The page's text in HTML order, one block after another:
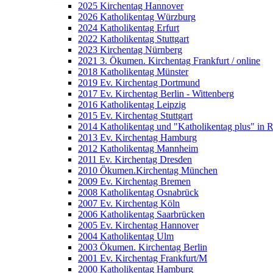
2025 Kirchentag Hannover
2026 Katholikentag Würzburg
2024 Katholikentag Erfurt
2022 Katholikentag Stuttgart
2023 Kirchentag Nürnberg
2021 3. Ökumen. Kirchentag Frankfurt / online
2018 Katholikentag Münster
2019 Ev. Kirchentag Dortmund
2017 Ev. Kirchentag Berlin - Wittenberg
2016 Katholikentag Leipzig
2015 Ev. Kirchentag Stuttgart
2014 Katholikentag und "Katholikentag plus" in
2013 Ev. Kirchentag Hamburg
2012 Katholikentag Mannheim
2011 Ev. Kirchentag Dresden
2010 Ökumen.Kirchentag München
2009 Ev. Kirchentag Bremen
2008 Katholikentag Osnabrück
2007 Ev. Kirchentag Köln
2006 Katholikentag Saarbrücken
2005 Ev. Kirchentag Hannover
2004 Katholikentag Ulm
2003 Ökumen. Kirchentag Berlin
2001 Ev. Kirchentag Frankfurt/M
2000 Katholikentag Hamburg